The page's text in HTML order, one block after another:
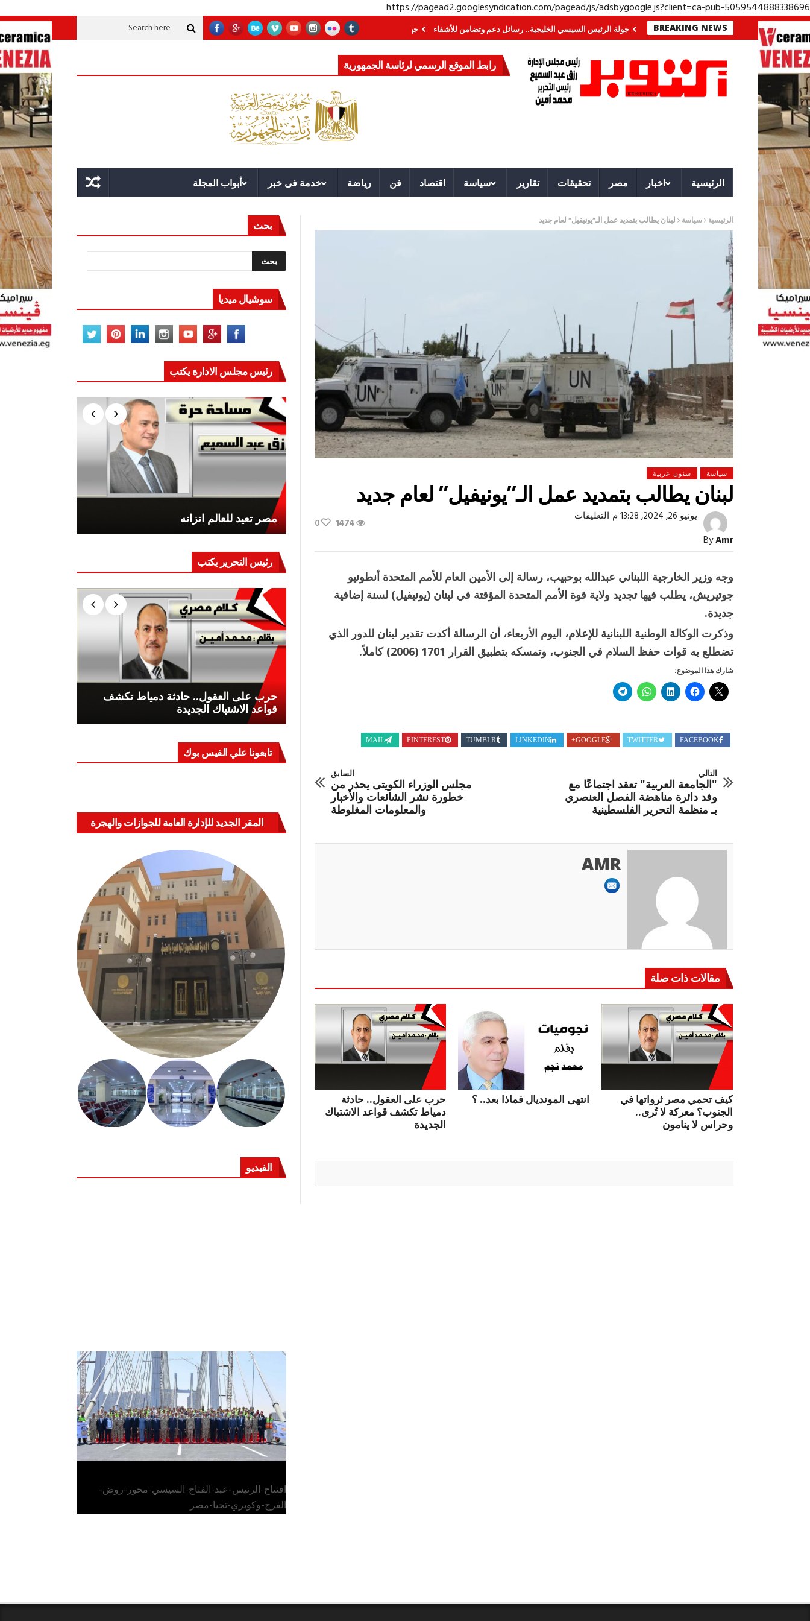
https://pagead2.googlesyndication.com/pagead/js/adsbygoogle.js?client=ca-pub-5059544888338696
BREAKING NEWS
معركة لا تُرى.. وحراس لا ينامون جولة الرئيس السيسي الخليجية.. رسائل دعم وتضامن للأشقاء جهاز مستقبل مصر نموذجا.. لماذا تُنشئ الدول كيانات تنموية عملاقة؟ قوة الدولة.. عندما يصبح التخطيط خط الدفاع الأول القيادة
رابط الموقع الرسمي لرئاسة الجمهورية
الرئيسية اخبار مصر تحقيقات تقارير سياسة اقتصاد فن رياضة خدمة فى خبر أبواب المجلة
الرئيسية سياسة لبنان يطالب بتمديد عمل الـ”يونيفيل” لعام جديد
سياسة شئون عربية
لبنان يطالب بتمديد عمل الـ”يونيفيل” لعام جديد
ByAmr
يونيو 26, 2024, 13:28 م التعليقات
عمل
لعام
جديد
مغلقة
1474
0
وجه وزير الخارجية اللبناني عبدالله بوحبيب، رسالة إلى الأمين العام للأمم المتحدة أنطونيو
جوتيريش، يطلب فيها تجديد ولاية قوة الأمم المتحدة المؤقتة في لبنان (يونيفيل) لسنة إضافية
جديدة.
وذكرت الوكالة الوطنية اللبنانية للإعلام، اليوم الأربعاء، أن الرسالة أكدت تقدير لبنان للدور الذي
تضطلع به قوات حفظ السلام في الجنوب، وتمسكه بتطبيق القرار 1701 (2006) كاملاً.
شارك هذا الموضوع:
FACEBOOK
TWITTER
GOOGLE+
LINKEDIN
TUMBLR
PINTEREST
MAIL
السابق
مجلس الوزراء الكويتى يحذر من
خطورة نشر الشائعات والأخبار
والمعلومات المغلوطة
التالي
"الجامعة العربية" تعقد اجتماعًا مع
وفد دائرة مناهضة الفصل العنصري
بـ منظمة التحرير الفلسطينية
AMR
مقالات ذات صلة
حرب على العقول.. حادثة
دمياط تكشف قواعد الاشتباك
الجديدة
انتهى المونديال فماذا بعد.. ؟
كيف تحمي مصر ثرواتها في
الجنوب؟ معركة لا تُرى..
وحراس لا ينامون
بحث
سوشيال ميديا
رئيس مجلس الادارة يكتب
مصر تعيد للعالم اتزانه التشجيع «أخلاق» وليس «تحفيل»
رئيس التحرير يكتب
حرب على العقول.. حادثة دمياط تكشف
قواعد الاشتباك الجديدة
جهاز مستقبل مصر نموذجا.. لماذا تُنشئ
تابعونا علي الفيس بوك
المقر الجديد للإدارة العامة للجوازات والهجرة
الفيديو
الرئيس عبد الفتاح السيسي يفتتح محور روض
الفرج وكوبري تحيا مصر
افتتاح-الرئيس-عبد-الفتاح-السيسي-محور-روض-
الفرج-وكوبري-تحيا-مصر